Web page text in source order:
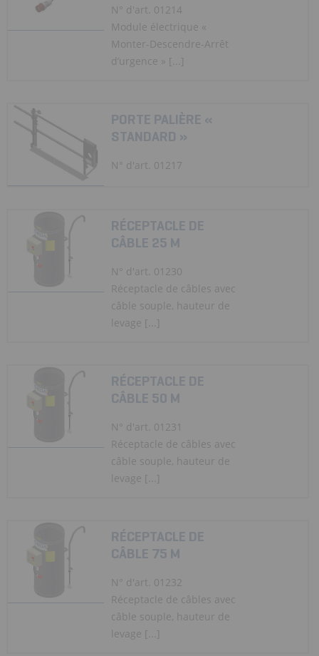
N° d'art. 01214
Module électrique «
Monter-Descendre-Arrêt
d’urgence » [...]
PORTE PALIÈRE «
STANDARD »
N° d'art. 01217
RÉCEPTACLE DE
CÂBLE 25 M
N° d'art. 01230
Réceptacle de câbles avec
câble souple, hauteur de
levage [...]
RÉCEPTACLE DE
CÂBLE 50 M
N° d'art. 01231
Réceptacle de câbles avec
câble souple, hauteur de
levage [...]
RÉCEPTACLE DE
CÂBLE 75 M
N° d'art. 01232
Réceptacle de câbles avec
câble souple, hauteur de
levage [...]